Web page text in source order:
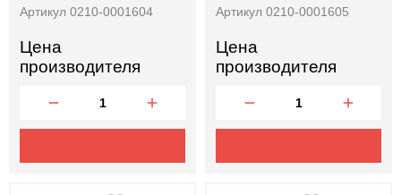
Артикул 0210-0001604
Цена
производителя
Артикул 0210-0001605
Цена
производителя